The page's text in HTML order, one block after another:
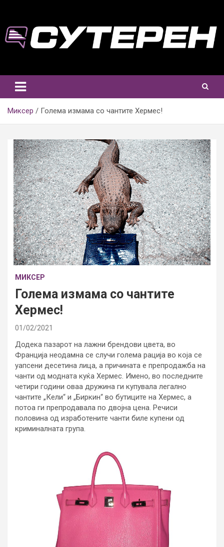
content
Миксер Голема измама со чантите Хермес!
МИКСЕР
Голема измама со чантите
Хермес!
01/02/2021
Додека пазарот на лажни брендови цвета, во
Франција неодамна се случи голема рација во која се
уапсени десетина лица, а причината е препродажба на
чанти од модната куќа Хермес. Имено, во последните
четири години оваа дружина ги купувала легално
чантите „Кели“ и „Биркин“ во бутиците на Хермес, а
потоа ги препродавала по двојна цена. Речиси
половина од изработените чанти биле купени од
криминалната група.